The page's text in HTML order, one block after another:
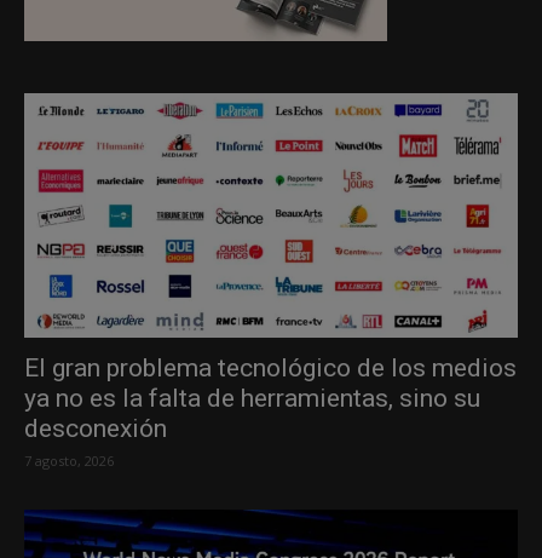
El gran problema tecnológico de los medios
ya no es la falta de herramientas, sino su
desconexión
7 agosto, 2026